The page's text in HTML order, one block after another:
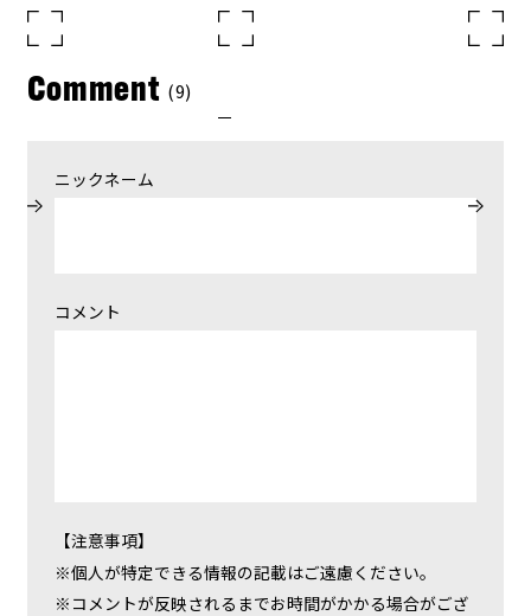
Comment (9)
ニックネーム
コメント
【注意事項】
個人が特定できる情報の記載はご遠慮ください。
コメントが反映されるまでお時間がかかる場合がござ